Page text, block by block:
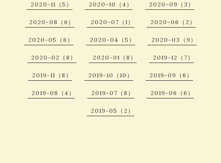
2020-11（5） 2020-10（4） 2020-09（3）
2020-08（6） 2020-07（1） 2020-06（2）
2020-05（6） 2020-04（5） 2020-03（9）
2020-02（8） 2020-01（8） 2019-12（7）
2019-11（8） 2019-10（10） 2019-09（6）
2019-08（4） 2019-07（8） 2019-06（6）
2019-05（2）